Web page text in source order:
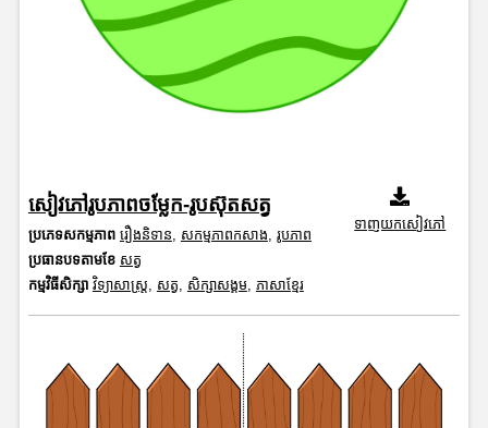
សៀវភៅរូបភាពចម្លែក-រូបស៊ុតសត្វ
ប្រភេទសកម្មភាព រឿងនិទាន សកម្មភាពកសាង រូបភាព
ប្រធានបទតាមខែ សត្វ
កម្មវិធីសិក្សា វិទ្យាសាស្រ្ត សត្វ សិក្សាសង្គម, ភាសាខ្មែរ
ទាញយកសៀវភៅ